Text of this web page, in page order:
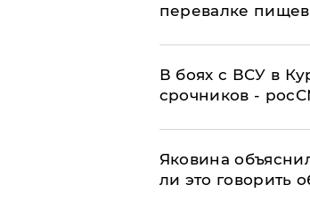
перевалке
В боях с ВСУ в
срочников -
Яковина
ли это говорить